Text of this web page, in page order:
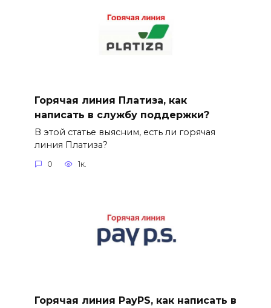
Горячая линия Платиза, как
написать в службу поддержки?
В этой статье выясним, есть ли горячая
линия Платиза?
0 1к.
Горячая линия PayPS, как написать в